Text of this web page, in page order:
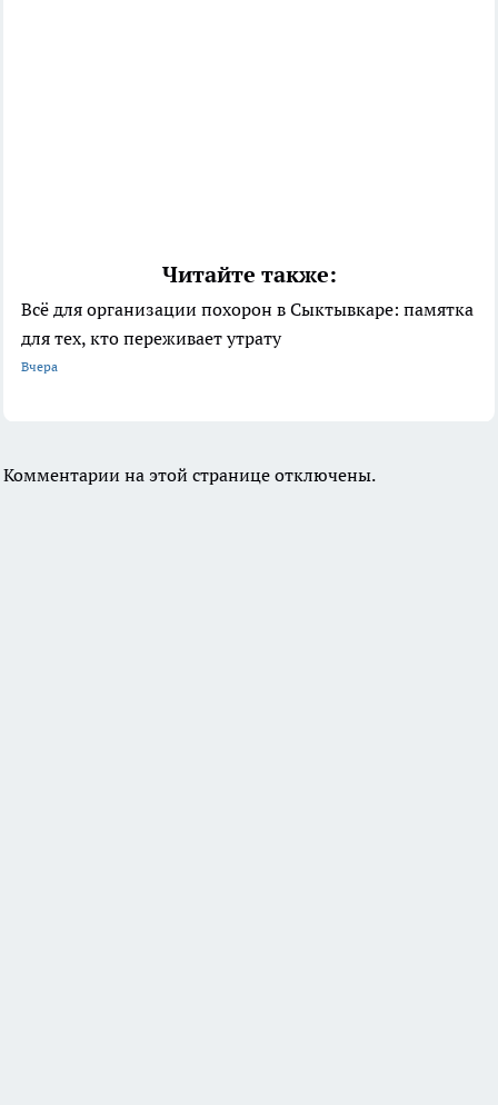
Читайте также:
Всё для организации похорон в Сыктывкаре: памятка
для тех, кто переживает утрату
Вчера
Комментарии на этой странице отключены.